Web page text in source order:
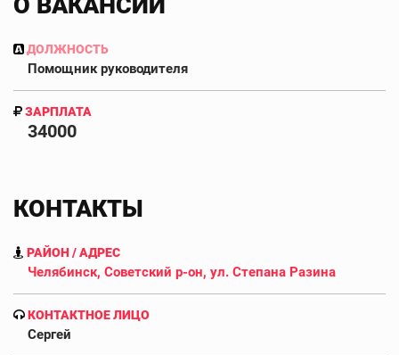
ДОЛЖНОСТЬ
Помощник руководителя
ЗАРПЛАТА
34000
КОНТАКТЫ
РАЙОН / АДРЕС
Челябинск, Советский р-он, ул. Степана Разина
КОНТАКТНОЕ ЛИЦО
Сергей